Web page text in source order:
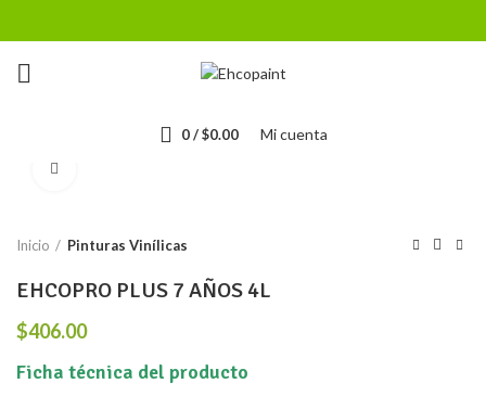
0/ $0.00 Mi cuenta
Inicio Pinturas Vinílicas
EHCOPRO PLUS 7 AÑOS 4L
$406.00
Ficha técnica del producto